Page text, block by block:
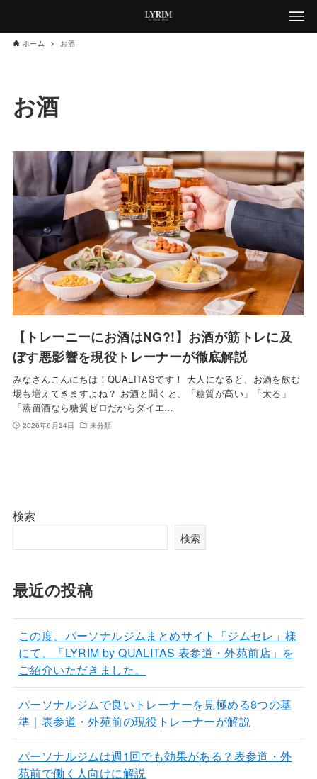
ホーム お酒
お酒
【トレーニーにお酒はNG?!】お酒が筋トレに及
ぼす悪影響を現役トレーナーが徹底解説
みなさんこんにちは！QUALITASです！ 大人になると、お酒を飲む
場も増えてきますよね？ お酒と聞くと、「糖質が高い」「太る」
「蒸留酒なら糖質ゼロだからダイエ…
2026年6月24日 未分類
検索
検索
最近の投稿
この度、パーソナルジムまとめサイト「ジムセレ」様
にて、「LYRIM by QUALITAS 表参道・外苑前店」を
ご紹介いただきました。
パーソナルジムで良いトレーナーを見極める8つの基
準｜表参道・外苑前の現役トレーナーが解説
パーソナルジムは週1回でも効果がある？表参道・外
苑前で働く人向けに解説